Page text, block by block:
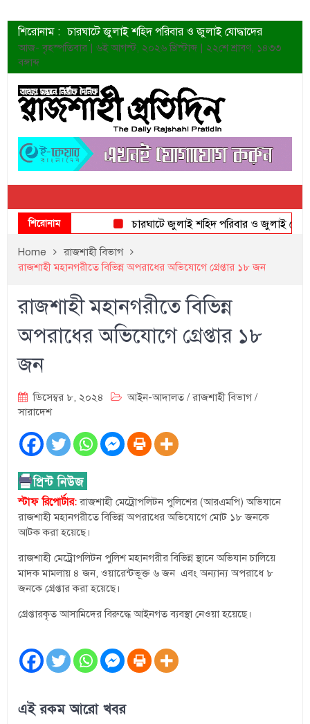
শিরোনাম : চারঘাটে জুলাই শহিদ পরিবার ও জুলাই যোদ্ধাদের
সংবর্ধনা
ত্বক ভালো রাখতে যে ৫ কাজ করবেন
জুলাই স্মৃতি জাদুঘরের দুয়ার খুলেছে উদ্বোধন করলেন
প্রধানমন্ত্রী
শাহরুখের নতুন সিনেমার লুক
কোয়ার্টার ফাইনালে নেইমারের দুর্দান্ত অ্যাসিস্টে সান্তোস
ডেনিস লিয়ামিন রাশিয়ার ড্রোন বাহিনীর প্রধান হলেন
জুলাই শহিদদের আত্মত্যাগ জাতি চিরকাল শ্রদ্ধার সাথে
স্মরণ করবে: ভূমিমন্ত্রী
আজ- বৃহস্পতিবার | ৬ই আগস্ট, ২০২৬ খ্রিস্টাব্দ | ২২শে শ্রাবণ, ১৪৩৩
বঙ্গাব্দ
শিরোনাম চারঘাটে জুলাই শহিদ পরিবার ও জুলাই যোদ্ধাদের
Home
রাজশাহী বিভাগ
রাজশাহী মহানগরীতে বিভিন্ন অপরাধের অভিযোগে গ্রেপ্তার ১৮ জন
রাজশাহী মহানগরীতে বিভিন্ন
অপরাধের অভিযোগে গ্রেপ্তার ১৮
জন
ডিসেম্বর ৮, ২০২৪ আইন-আদালত /রাজশাহী বিভাগ/
সারাদেশ
স্টাফ রিপোর্টার:রাজশাহী মেট্রোপলিটন পুলিশের (আরএমপি) অভিযানে
রাজশাহী মহানগরীতে বিভিন্ন অপরাধের অভিযোগে মোট ১৮ জনকে
আটক করা হয়েছে।
রাজশাহী মেট্রোপলিটন পুলিশ মহানগরীর বিভিন্ন স্থানে অভিযান চালিয়ে
মাদক মামলায় ৪ জন, ওয়ারেন্টভূক্ত ৬ জন এবং অন্যান্য অপরাধে ৮
জনকে গ্রেপ্তার করা হয়েছে।
গ্রেপ্তারকৃত আসামিদের বিরুদ্ধে আইনগত ব্যবস্থা নেওয়া হয়েছে।
এই রকম আরো খবর